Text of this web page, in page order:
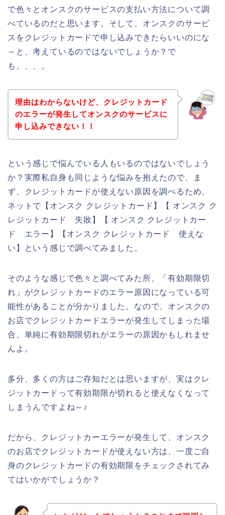
で色々とオンスクのサービスの支払い方法について調
べているのだと思います。そして、オンスクのサービ
スをクレジットカードで申し込みできたらいいのにな
～と、考えているのではないでしょうか？で
も、、、。
理由はわからないけど、クレジットカード
のエラーが発生してオンスクのサービスに
申し込みできない！！
という感じで悩んでいる人もいるのではないでしょう
か？実際私自身も同じような悩みを抱えたので、ま
ず、クレジットカードが使えない原因を調べるため、
ネットで【オンスク クレジットカード】【 オンスク ク
レジットカード 失敗】【 オンスク クレジットカー
ド エラー】【オンスク クレジットカード 使えな
い】という感じで調べてみました。
そのような感じで色々と調べてみた所、「有効期限切
れ」がクレジットカードのエラー原因になっている可
能性があることが分かりました。なので、オンスクの
お店でクレジットカードエラーが発生してしまった場
合、単純に有効期限切れがエラーの原因かもしれませ
んよ。
多分、多くの方はご存知だとは思いますが、実はクレ
ジットカードって有効期限が切れると使えなくなって
しまうんですよね～♪
だから、クレジットカーエラーが発生して、オンスク
のお店でクレジットカードが使えない方は、一度ご自
身のクレジットカードの有効期限をチェックされてみ
てはいかがでしょうか？